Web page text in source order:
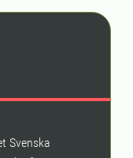
Svenska